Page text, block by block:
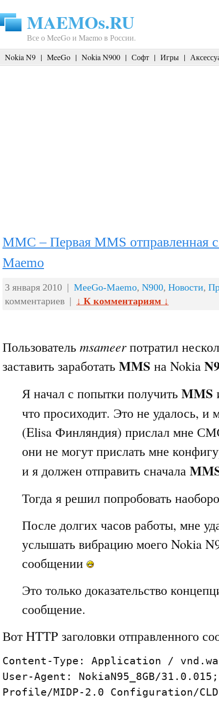
MAEMOs.RU
Все о MeeGo и Maemo в России.
Nokia N9 | MeeGo | Nokia N900 | Софт | Игры |
ММС – Первая MMS отправленная
Maemo
3 января 2010 | MeeGo-Maemo, N900, Новости,
комментариев | ↓ К комментариям ↓
Пользователь msameerпотратил
заставить заработать MMS на Nokia
Я начал с попытки получить MMS
что просиходит. Это не удалось, и
(Elisa Финляндия) прислал мне
они не могут прислать мне
и я должен отправить сначала
Тогда я решил попробовать
После долгих часов работы, мне
услышать вибрацию моего Nokia
сообщении
Это только доказательство
сообщение.
Вот HTTP заголовки отправленного
Content-Type: Application /
User-Agent: NokiaN95_8GB/
Profile/MIDP-2.0 Configuration/